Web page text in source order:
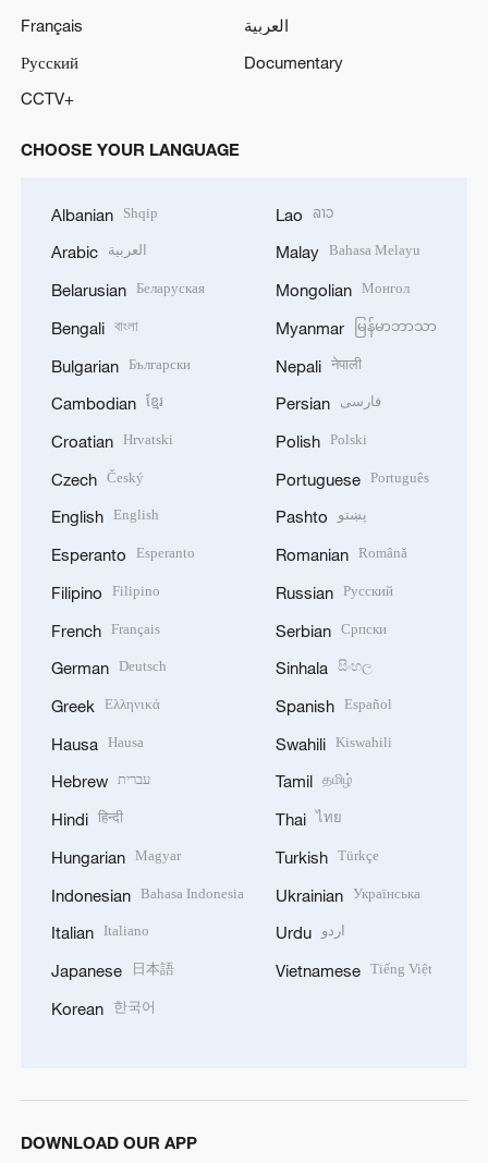
Français
العربية
Русский
Documentary
CCTV+
CHOOSE YOUR LANGUAGE
Albanian Shqip
Arabic العربية
Belarusian Беларуская
Bengali বাংলা
Bulgarian Български
Cambodian ខ្មែរ
Croatian Hrvatski
Czech Český
English English
Esperanto Esperanto
Filipino Filipino
French Français
German Deutsch
Greek Ελληνικά
Hausa Hausa
Hebrew עברית
Hindi हिन्दी
Hungarian Magyar
Indonesian Bahasa Indonesia
Italian Italiano
Japanese 日本語
Korean 한국어
Lao ລາວ
Malay Bahasa Melayu
Mongolian Монгол
Myanmar မြန်မာဘာသာ
Nepali नेपाली
Persian فارسی
Polish Polski
Portuguese Português
Pashto پښتو
Romanian Română
Russian Русский
Serbian Српски
Sinhala සිංහල
Spanish Español
Swahili Kiswahili
Tamil தமிழ்
Thai ไทย
Turkish Türkçe
Ukrainian Українська
Urdu اردو
Vietnamese Tiếng Việt
DOWNLOAD OUR APP